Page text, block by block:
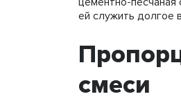
ей служить долгое
смеси